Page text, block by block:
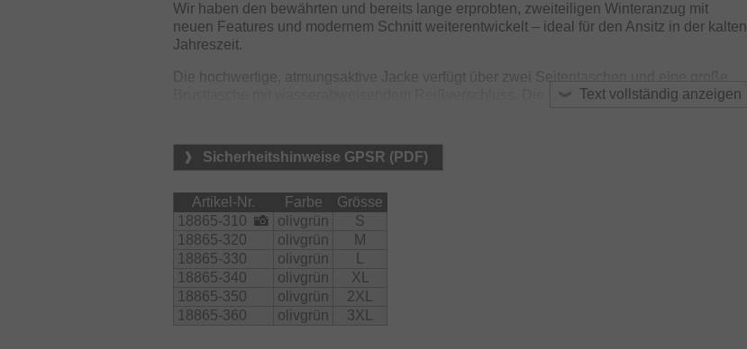
Text vollständig anzeigen
Wir haben den bewährten und bereits lange erprobten, zweiteiligen Winteranzug mit
neuen Features und modernem Schnitt weiterentwickelt – ideal für den Ansitz in der kalten
Jahreszeit.
Die hochwertige, atmungsaktive Jacke verfügt über zwei Seitentaschen und eine große
Brusttasche mit wasserabweisendem Reißverschluss. Die Bündchen an den Ärmeln
Die hochgeschnittene Latzhose besitzt Abschlüsse mit Klettverschluss und zwei tiefe
Seitentaschen mit magnetischen Verschlüssen für schnellen Zugang. Die elastischen
Das Obermaterial ist sehr geräuscharm und lässt sich leicht von Verschmutzung reinigen.
Hochwertiges Innenfutter (200g/m²)
Getapte Nähte
Wassersäule 5000mm/3000mm
Atmungsaktiv
Sicherheitshinweise GPSR (PDF)
Artikel-Nr. Farbe
Grösse
18865-310
olivgrün
S
18865-320
olivgrün
M
18865-330
olivgrün
18865-340
olivgrün
XL
18865-350
olivgrün
2XL
18865-360
olivgrün 3XL